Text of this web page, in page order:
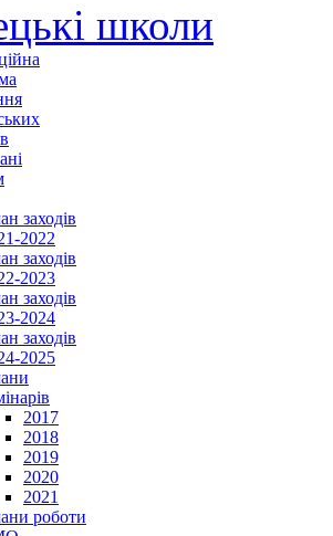
школи
заходів
2022
заходів
2023
заходів
2024
заходів
2025
2017
2018
2019
2020
2021
роботи